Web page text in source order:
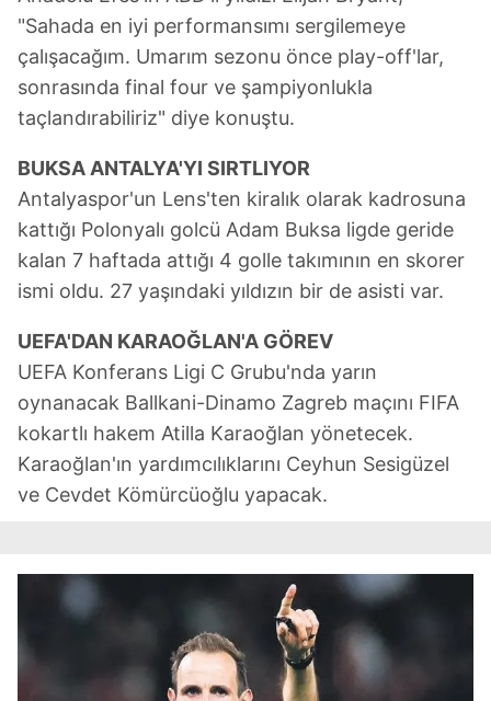
verileriniz işlenmekte olup gerekli olan çerezler bilgi
toplumu hizmetlerinin sunulması amacıyla
kullanılmaktadır. Diğer çerezler, sitemizin daha işlevsel
kılınması ve kişiselleştirilmesi ve sizlere yönelik
reklam/pazarlama faaliyetlerinin yapılması, amaçlarıyla
sınırlı olarak açık rızanız dahilinde kullanılacaktır.
Çerezlere ilişkin tercihlerinizi aşağıda yer alan panel
vasıtasıyla belirleyebilirsiniz. Çerezlere ilişkin detaylı bilgi
için Ayarlar butonuna tıklayabilir,Çerez Bilgilendirme
Metnimizi
ziyaret edebilirsiniz.
6698 sayılı Kişisel Verilerin Korunması Kanunu uyarınca
hazırlanmış Aydınlatma Metnimizi okumak ve sitemizde
ilgili mevzuata uygun olarak kullanılan çerezlerle ilgili bilgi
almak için lütfen
"Sahada en iyi performansımı sergilemeye
çalışacağım. Umarım sezonu önce play-off'lar,
sonrasında final four ve şampiyonlukla
taçlandırabiliriz" diye konuştu.
BUKSA ANTALYA'YI SIRTLIYOR
Antalyaspor'un Lens'ten kiralık olarak kadrosuna
kattığı Polonyalı golcü Adam Buksa ligde geride
kalan 7 haftada attığı 4 golle takımının en skorer
ismi oldu. 27 yaşındaki yıldızın bir de asisti var.
UEFA'DAN KARAOĞLAN'A GÖREV
UEFA Konferans Ligi C Grubu'nda yarın
oynanacak Ballkani-Dinamo Zagreb maçını FIFA
kokartlı hakem Atilla Karaoğlan yönetecek.
Karaoğlan'ın yardımcılıklarını Ceyhun Sesigüzel
ve Cevdet Kömürcüoğlu yapacak.